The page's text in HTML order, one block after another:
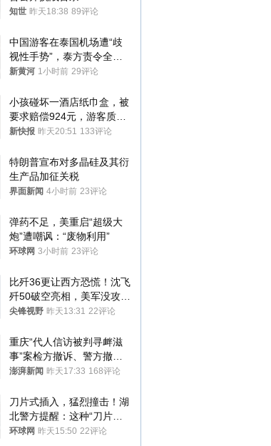
知世 昨天18:38 89评论
中国游客在泰国机场遭“歧
视性手势”，泰方责令全面
调查，对责任人采取最严厉
新黄河 1小时前 29评论
小孩碰坏一酒店纸巾盒，被
要求赔偿924元，游客质疑
酒店房客物品超高标价，市
新快报 昨天20:51 133评论
特朗普宣布对多晶硅及其衍
生产品加征关税
界面新闻 4小时前 23评论
弹药不足，美重启“超级大
炮”遭嘲讽：“废物利用”
环球网 3小时前 23评论
比歼36更让西方恐慌！沈飞
歼50破空亮相，美军没攻克
的技术被拿下
尖锋视野 昨天13:31 22评论
重庆“代人信访被判寻衅滋
事”案检方撤诉、警方撤
案，两被告人获国赔
澎湃新闻 昨天17:33 168评论
刀片式插入，猛烈撞击！湖
北警方提醒：这种“刀片超
车”，太危险了
环球网 昨天15:50 22评论